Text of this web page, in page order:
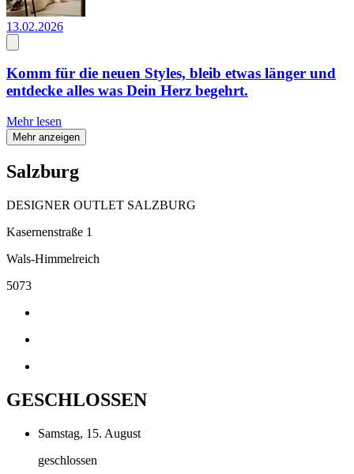
13.02.2026
Komm für die neuen Styles, bleib etwas länger und
entdecke alles was Dein Herz begehrt.
Mehr lesen
Mehr anzeigen
Salzburg
DESIGNER OUTLET SALZBURG
Kasernenstraße 1
Wals-Himmelreich
5073
GESCHLOSSEN
Samstag, 15. August
geschlossen